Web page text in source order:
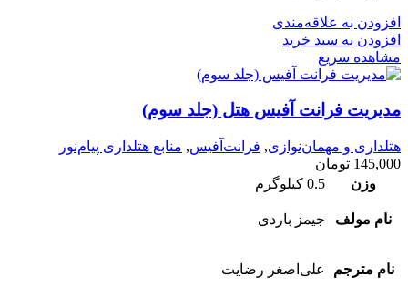
افزودن به علاقه‌مندی
افزودن به سبد خرید
مشاهده سریع
مدیریت فرانت آفیس هتل (جلد سوم)
هتلداری و مهمان‌نوازی, فرانت‌آفیس, منابع هتلداری پیام‌نور
145,000 تومان
وزن
0.5 کیلوگرم
نام مولف جیمز باردی
نام مترجم علی‌اصغر رضایت